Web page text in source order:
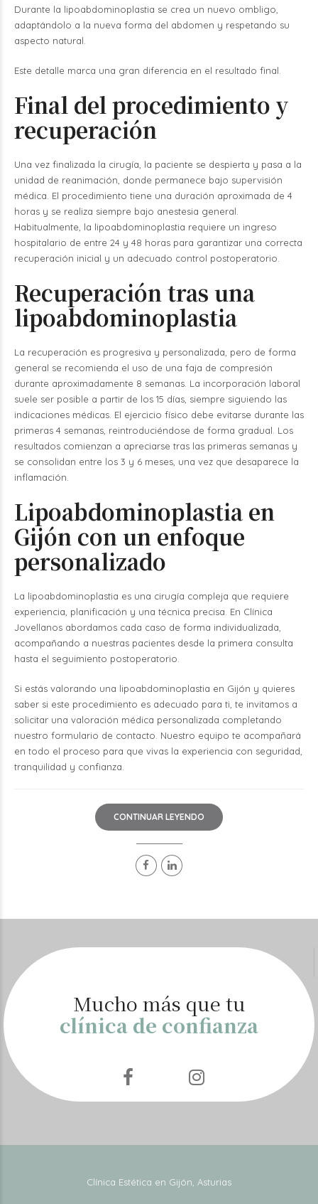
Durante la lipoabdominoplastia se crea un nuevo ombligo,
adaptándolo a la nueva forma del abdomen y respetando su
aspecto natural.
Este detalle marca una gran diferencia en el resultado final.
Final del procedimiento y
recuperación
Una vez finalizada la cirugía, la paciente se despierta y pasa a la
unidad de reanimación, donde permanece bajo supervisión
médica. El procedimiento tiene una duración aproximada de 4
horas y se realiza siempre bajo anestesia general.
Habitualmente, la lipoabdominoplastia requiere un ingreso
hospitalario de entre 24 y 48 horas para garantizar una correcta
recuperación inicial y un adecuado control postoperatorio.
Recuperación tras una
lipoabdominoplastia
La recuperación es progresiva y personalizada, pero de forma
general se recomienda el uso de una faja de compresión
durante aproximadamente 8 semanas. La incorporación laboral
suele ser posible a partir de los 15 días, siempre siguiendo las
indicaciones médicas. El ejercicio físico debe evitarse durante las
primeras 4 semanas, reintroduciéndose de forma gradual. Los
resultados comienzan a apreciarse tras las primeras semanas y
se consolidan entre los 3 y 6 meses, una vez que desaparece la
inflamación.
Lipoabdominoplastia en
Gijón con un enfoque
personalizado
La lipoabdominoplastia es una cirugía compleja que requiere
experiencia, planificación y una técnica precisa. En Clínica
Jovellanos abordamos cada caso de forma individualizada,
acompañando a nuestras pacientes desde la primera consulta
hasta el seguimiento postoperatorio.
Si estás valorando una lipoabdominoplastia en Gijón y quieres
saber si este procedimiento es adecuado para ti, te invitamos a
solicitar una valoración médica personalizada completando
nuestro formulario de contacto . Nuestro equipo te acompañará
en todo el proceso para que vivas la experiencia con seguridad,
tranquilidad y confianza.
CONTINUAR LEYENDO
Mucho más que tu
clínica de confianza
Clínica Estética en Gijón, Asturias